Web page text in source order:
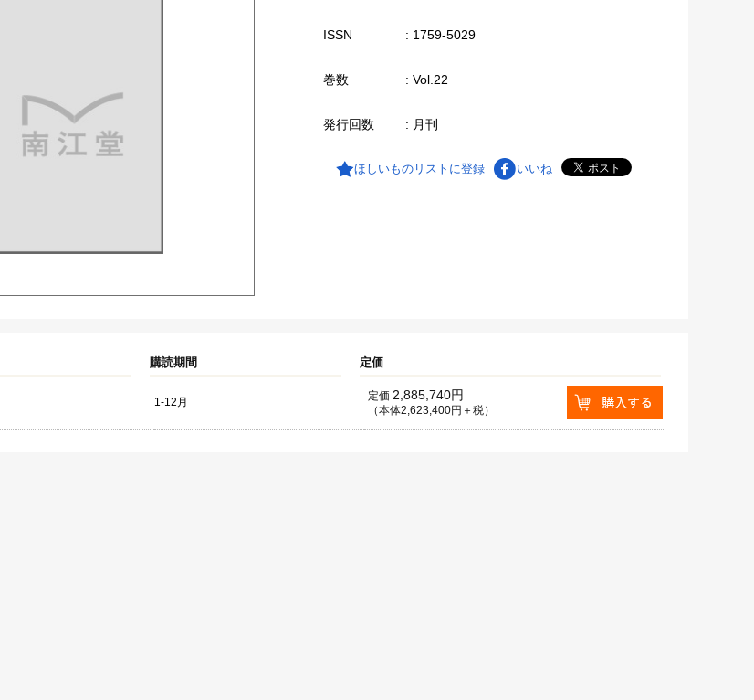
ISSN : 1759-5029
巻数 : Vol.22
発行回数 : 月刊
ほしいものリストに登録 いいね
購読期間 定価
1-12月 定価 2,885,740円
（本体2,623,400円＋税）